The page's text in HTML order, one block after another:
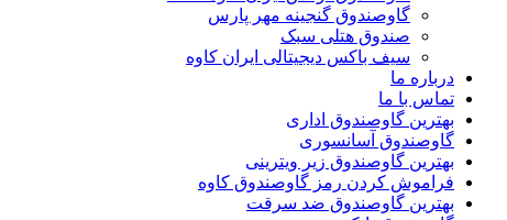
گاوصندوق گنجینه مهر پارس
صندوق هتلی سبک
سیف باکس دیجیتالی ایران کاوه
درباره ما
تماس با ما
بهترین گاوصندوق اداری
گاوصندوق آسانسوری
بهترین گاوصندوق زیر ویترینی
فراموش کردن رمز گاوصندوق کاوه
بهترین گاوصندوق ضد سرقت